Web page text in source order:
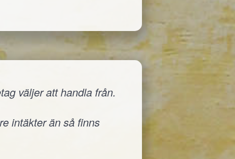
väljer att handla från.
intäkter än så finns